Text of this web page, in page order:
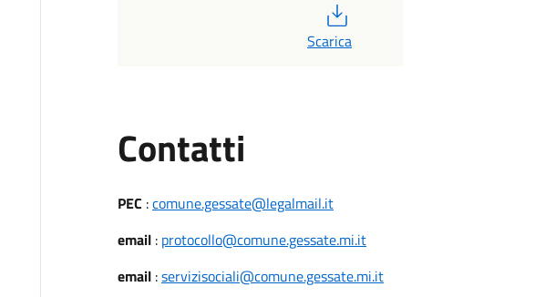
Scarica
Contatti
PEC :comune.gessate@legalmail.it
email: protocollo@comune.gessate.mi.it
email:servizisociali@comune.gessate.mi.it